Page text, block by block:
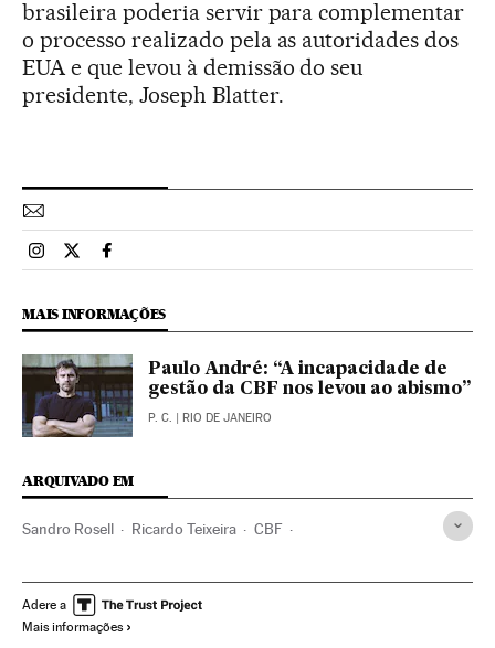
brasileira poderia servir para complementar
o processo realizado pela as autoridades dos
EUA e que levou à demissão do seu
presidente, Joseph Blatter.
Esportes El País Brasil en Instagram
Esportes El País Brasil en Twitter
Esportes El País Brasil en Facebook
MAIS INFORMAÇÕES
Paulo André: “A incapacidade de
gestão da CBF nos levou ao abismo”
P. C. | RIO DE JANEIRO
ARQUIVADO EM
Sandro Rosell Ricardo Teixeira CBF
Barcelona Detenções Corrupção
Justiça esportiva
Adere a
Mais informações